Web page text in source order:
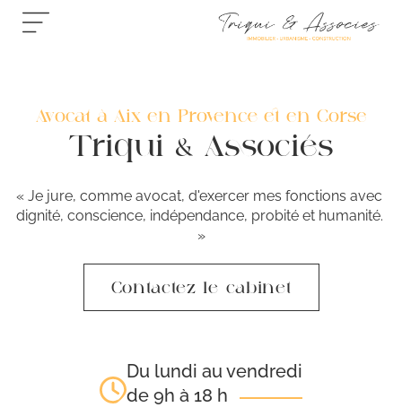
Avocat à Aix-en-Provence et en Corse
Triqui & Associés
« Je jure, comme avocat, d'exercer mes fonctions avec
dignité, conscience, indépendance, probité et humanité.
»
Contactez le cabinet
Du lundi au vendredi
de 9h à 18 h